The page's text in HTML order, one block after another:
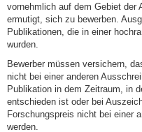
vornehmlich auf dem Gebiet der
ermutigt, sich zu bewerben.
Publikationen, die in einer
wurden.
Bewerber müssen versichern,
nicht bei einer anderen
Publikation in dem Zeitraum, in
entschieden ist oder bei
Forschungspreis nicht bei einer
werden.